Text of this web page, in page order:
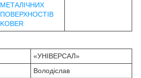
МЕТАЛІЧНИХ
ПОВЕРХНОСТІВ
KOBER
«УНІВЕРСАЛ»
Володіслав